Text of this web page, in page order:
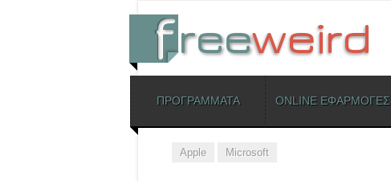
Skip to content
ΠΡΟΓΡΑΜΜΑΤΑ ONLINE ΕΦΑΡΜΟΓΕΣ
Apple Microsoft